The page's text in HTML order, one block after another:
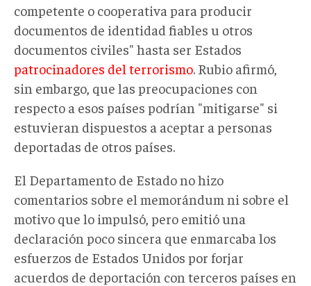
competente o cooperativa para producir
documentos de identidad fiables u otros
documentos civiles" hasta ser Estados
patrocinadores del terrorismo. Rubio afirmó,
sin embargo, que las preocupaciones con
respecto a esos países podrían "mitigarse" si
estuvieran dispuestos a aceptar a personas
deportadas de otros países.
El Departamento de Estado no hizo
comentarios sobre el memorándum ni sobre el
motivo que lo impulsó, pero emitió una
declaración poco sincera que enmarcaba los
esfuerzos de Estados Unidos por forjar
acuerdos de deportación con terceros países en